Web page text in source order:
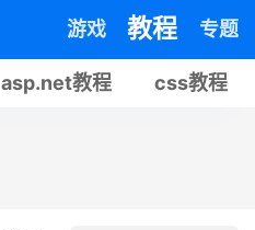
游戏 教程 专题
asp.net教程 css教程